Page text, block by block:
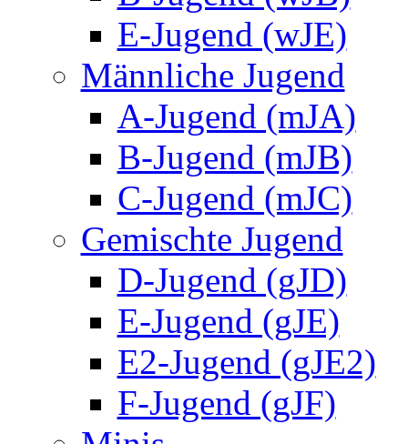
E-Jugend (wJE)
Männliche Jugend
A-Jugend (mJA)
B-Jugend (mJB)
C-Jugend (mJC)
Gemischte Jugend
D-Jugend (gJD)
E-Jugend (gJE)
E2-Jugend (gJE2)
F-Jugend (gJF)